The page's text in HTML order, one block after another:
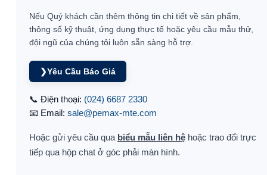
Nếu Quý khách cần thêm thông tin chi tiết về sản phẩm,
thông số kỹ thuật, ứng dụng thực tế hoặc yêu cầu mẫu thử,
đội ngũ của chúng tôi luôn sẵn sàng hỗ trợ.
❯Yêu Cầu Báo Giá
📞 Điện thoại: (024) 6687 2330
📧 Email: sale@pemax-mte.com
Hoặc gửi yêu cầu qua biểu mẫu liên hệ hoặc trao đổi trực
tiếp qua hộp chat ở góc phải màn hình.